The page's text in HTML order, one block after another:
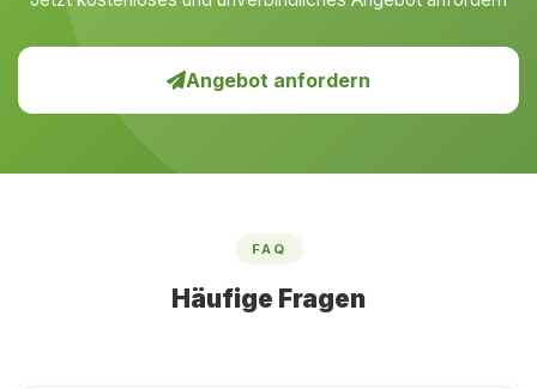
Angebot anfordern
FAQ
Häufige Fragen